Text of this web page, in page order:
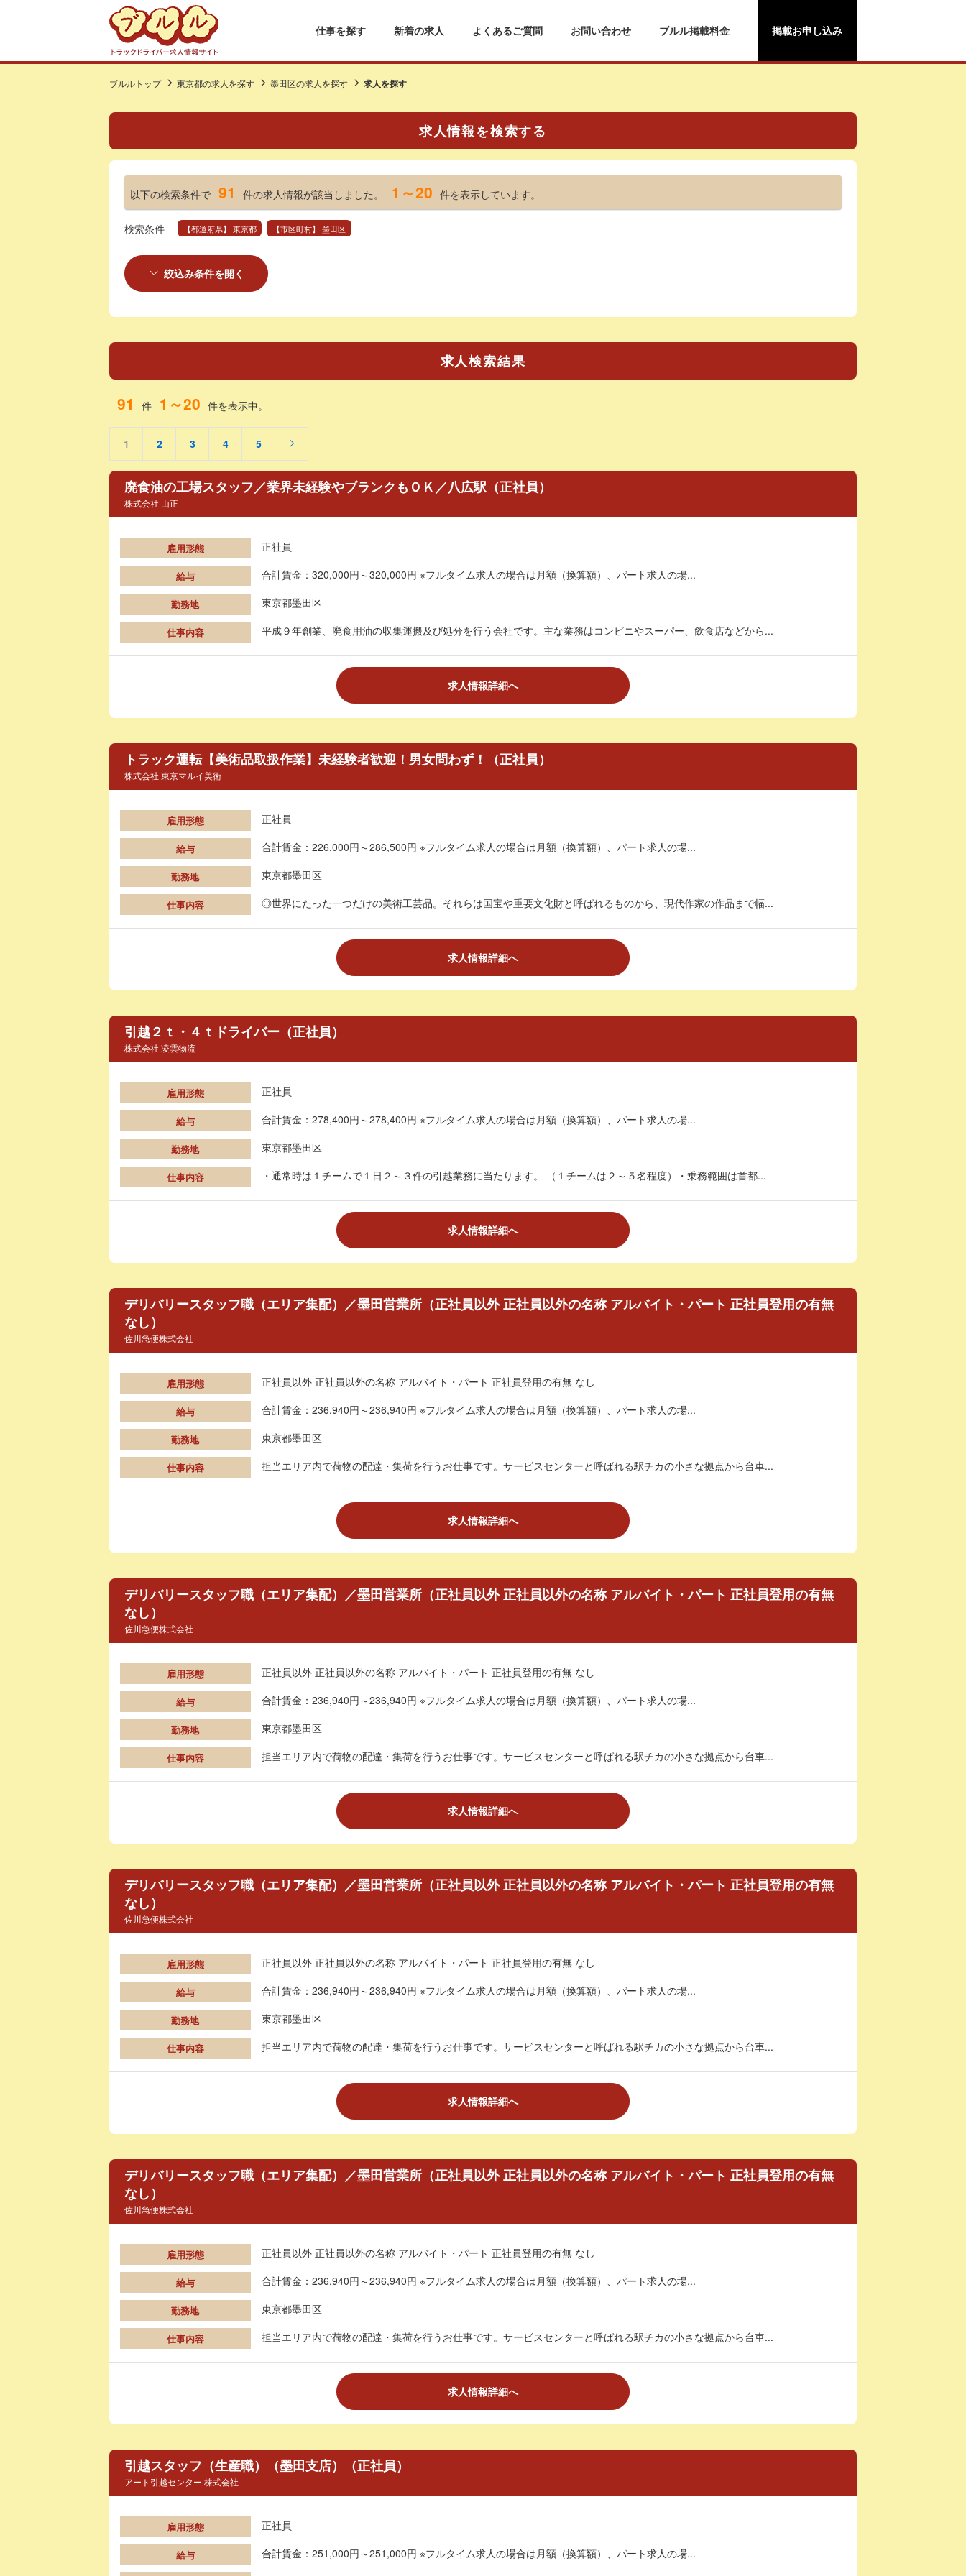
仕事を探す 新着の求人 よくあるご質問 お問い合わせ ブルル掲載料金 掲載お申し込み
ブルルトップ 東京都の求人を探す 墨田区の求人を探す 求人を探す
求人情報を検索する
以下の検索条件で 91 件の求人情報が該当しました。 1～20 件を表示しています。
検索条件 【都道府県】 東京都 【市区町村】 墨田区
絞込み条件を開く
求人検索結果
91 件 1～20 件を表示中。
1 2 3 4 5
廃食油の工場スタッフ／業界未経験やブランクもＯＫ／八広駅（正社員）
株式会社 山正
雇用形態 正社員
給与 合計賃金：320,000円～320,000円 ※フルタイム求人の場合は月額（換算額）、パート求人の場...
勤務地 東京都墨田区
仕事内容 平成９年創業、廃食用油の収集運搬及び処分を行う会社です。主な業務はコンビニやスーパー、飲食店などから...
求人情報詳細へ
トラック運転【美術品取扱作業】未経験者歓迎！男女問わず！（正社員）
株式会社 東京マルイ美術
雇用形態 正社員
給与 合計賃金：226,000円～286,500円 ※フルタイム求人の場合は月額（換算額）、パート求人の場...
勤務地 東京都墨田区
仕事内容 ◎世界にたった一つだけの美術工芸品。それらは国宝や重要文化財と呼ばれるものから、現代作家の作品まで幅...
求人情報詳細へ
引越２ｔ・４ｔドライバー（正社員）
株式会社 凌雲物流
雇用形態 正社員
給与 合計賃金：278,400円～278,400円 ※フルタイム求人の場合は月額（換算額）、パート求人の場...
勤務地 東京都墨田区
仕事内容 ・通常時は１チームで１日２～３件の引越業務に当たります。 （１チームは２～５名程度）・乗務範囲は首都...
求人情報詳細へ
デリバリースタッフ職（エリア集配）／墨田営業所（正社員以外 正社員以外の名称 アルバイト・パート 正社員登用の有無
なし）
佐川急便株式会社
雇用形態 正社員以外 正社員以外の名称 アルバイト・パート 正社員登用の有無 なし
給与 合計賃金：236,940円～236,940円 ※フルタイム求人の場合は月額（換算額）、パート求人の場...
勤務地 東京都墨田区
仕事内容 担当エリア内で荷物の配達・集荷を行うお仕事です。サービスセンターと呼ばれる駅チカの小さな拠点から台車...
求人情報詳細へ
デリバリースタッフ職（エリア集配）／墨田営業所（正社員以外 正社員以外の名称 アルバイト・パート 正社員登用の有無
なし）
佐川急便株式会社
雇用形態 正社員以外 正社員以外の名称 アルバイト・パート 正社員登用の有無 なし
給与 合計賃金：236,940円～236,940円 ※フルタイム求人の場合は月額（換算額）、パート求人の場...
勤務地 東京都墨田区
仕事内容 担当エリア内で荷物の配達・集荷を行うお仕事です。サービスセンターと呼ばれる駅チカの小さな拠点から台車...
求人情報詳細へ
デリバリースタッフ職（エリア集配）／墨田営業所（正社員以外 正社員以外の名称 アルバイト・パート 正社員登用の有無
なし）
佐川急便株式会社
雇用形態 正社員以外 正社員以外の名称 アルバイト・パート 正社員登用の有無 なし
給与 合計賃金：236,940円～236,940円 ※フルタイム求人の場合は月額（換算額）、パート求人の場...
勤務地 東京都墨田区
仕事内容 担当エリア内で荷物の配達・集荷を行うお仕事です。サービスセンターと呼ばれる駅チカの小さな拠点から台車...
求人情報詳細へ
デリバリースタッフ職（エリア集配）／墨田営業所（正社員以外 正社員以外の名称 アルバイト・パート 正社員登用の有無
なし）
佐川急便株式会社
雇用形態 正社員以外 正社員以外の名称 アルバイト・パート 正社員登用の有無 なし
給与 合計賃金：236,940円～236,940円 ※フルタイム求人の場合は月額（換算額）、パート求人の場...
勤務地 東京都墨田区
仕事内容 担当エリア内で荷物の配達・集荷を行うお仕事です。サービスセンターと呼ばれる駅チカの小さな拠点から台車...
求人情報詳細へ
引越スタッフ（生産職）（墨田支店）（正社員）
アート引越センター 株式会社
雇用形態 正社員
給与 合計賃金：251,000円～251,000円 ※フルタイム求人の場合は月額（換算額）、パート求人の場...